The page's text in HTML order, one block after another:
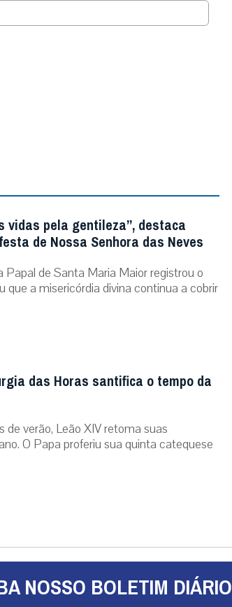
vidas pela gentileza”, destaca
de Nossa Senhora das Neves
Papal de Santa Maria Maior registrou o
que a misericórdia divina continua a cobrir
das Horas santifica o tempo da
de verão, Leão XIV retoma suas
O Papa proferiu sua quinta catequese
NOSSO BOLETIM DIÁRIO